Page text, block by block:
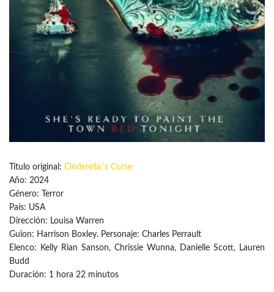
Título original: Cinderella´s Curse
Año: 2024
Género: Terror
País: USA
Dirección: Louisa Warren
Guion: Harrison Boxley. Personaje: Charles Perrault
Elenco: Kelly Rian Sanson, Chrissie Wunna, Danielle Scott, Lauren
Budd
Duración: 1 hora 22 minutos